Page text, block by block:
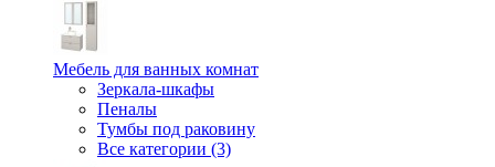
Мебель для ванных комнат
Зеркала-шкафы
Пеналы
Тумбы под раковину
Все категории (3)